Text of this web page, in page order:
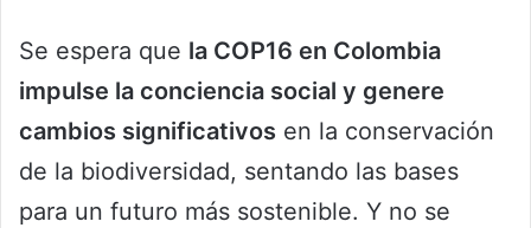
Se espera que la COP16 en Colombia
impulse la conciencia social y genere
cambios significativos en la conservación
de la biodiversidad, sentando las bases
para un futuro más sostenible. Y no se